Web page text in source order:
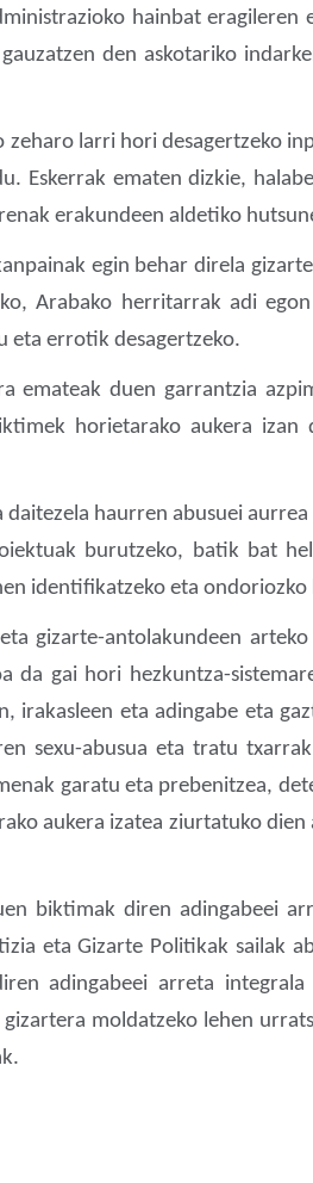
hainbat eragileren
den askotariko
larri hori desagertzeko
Eskerrak ematen dizkie,
erakundeen aldetiko
egin behar direla
Arabako herritarrak adi
eta errotik desagertzeko.
duen garrantzia
horietarako aukera izan
haurren abusuei
burutzeko, batik bat
identifikatzeko eta
gizarte-antolakundeen
da gai hori hezkuntza-
irakasleen eta adingabe eta
sexu-abusua eta tratu
garatu eta prebenitzea,
aukera izatea ziurtatuko
biktimak diren adingabeei
eta Gizarte Politikak sailak
adingabeei arreta
moldatzeko lehen